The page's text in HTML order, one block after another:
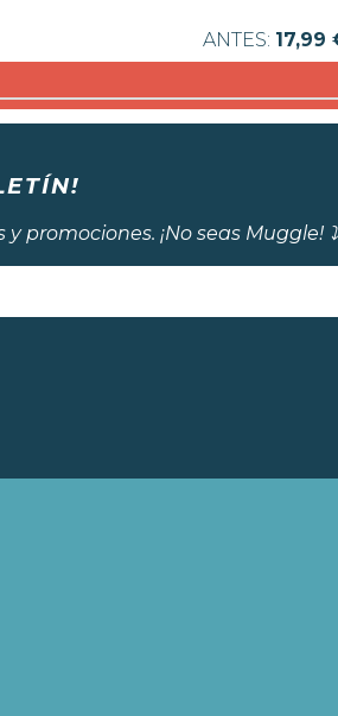
17,99
promociones. ¡No seas Muggle! ⤵️